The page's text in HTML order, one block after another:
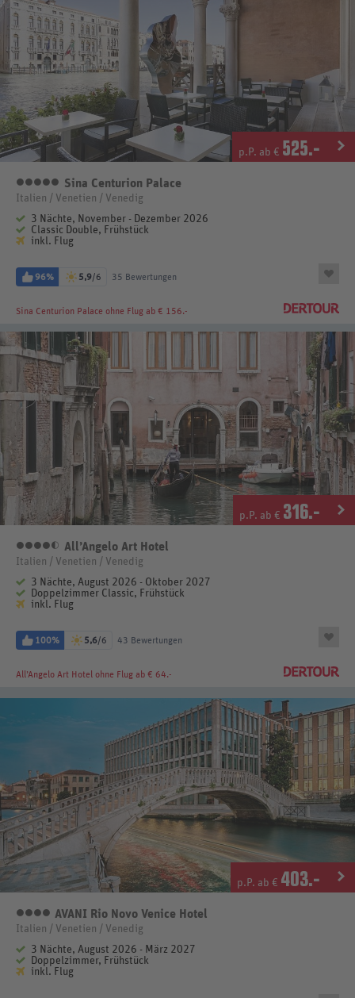
p.P. ab € 525.-
5 Sterne
Sina Centurion Palace
Italien / Venetien / Venedig
3 Nächte, November - Dezember 2026
Classic Double, Frühstück
inkl. Flug
96% 5,9/6 35 Bewertungen
Sina Centurion Palace ohne Flug ab € 156.-
p.P. ab € 316.-
4,5 Sterne
All’Angelo Art Hotel
Italien / Venetien / Venedig
3 Nächte, August 2026 - Oktober 2027
Doppelzimmer Classic, Frühstück
inkl. Flug
100% 5,6/6 43 Bewertungen
All’Angelo Art Hotel ohne Flug ab € 64.-
p.P. ab € 403.-
4 Sterne
AVANI Rio Novo Venice Hotel
Italien / Venetien / Venedig
3 Nächte, August 2026 - März 2027
Doppelzimmer, Frühstück
inkl. Flug